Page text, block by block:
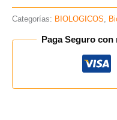
Categorías: BIOLOGICOS
Paga Seguro